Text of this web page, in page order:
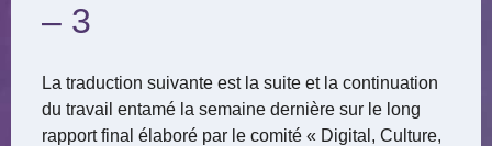
– 3
La traduction suivante est la suite et la continuation
du travail entamé la semaine dernière sur le long
rapport final élaboré par le comité « Digital, Culture,